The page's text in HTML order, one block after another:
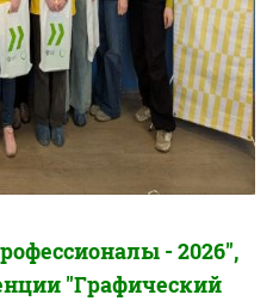
- 2026",
"Графический